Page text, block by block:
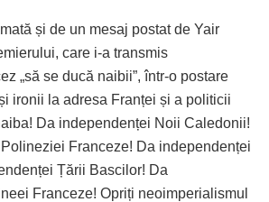
și de un mesaj postat de Yair
care i-a transmis
„să se ducă naibii”, într-o postare
ironii la adresa Franței și a politicii
Da independenței Noii Caledonii!
Franceze! Da independenței
Țării Bascilor! Da
Franceze! Opriți neoimperialismul